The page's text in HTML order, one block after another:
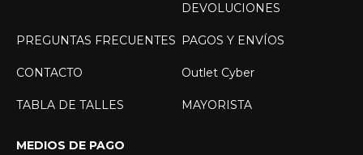
DEVOLUCIONES
PREGUNTAS FRECUENTES PAGOS Y ENVÍOS
CONTACTO Outlet Cyber
TABLA DE TALLES MAYORISTA
MEDIOS DE PAGO